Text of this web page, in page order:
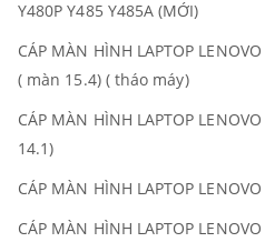
Y480P Y485 Y485A (MỚI)
CÁP MÀN HÌNH LAPTOP LENOVO
( màn 15.4) ( tháo máy)
CÁP MÀN HÌNH LAPTOP LENOVO
14.1)
CÁP MÀN HÌNH LAPTOP LENOVO
CÁP MÀN HÌNH LAPTOP LENOVO